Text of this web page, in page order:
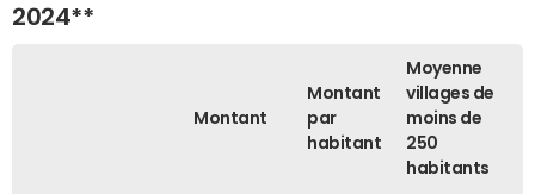
2024**
Montant
Montant
par
habitant
Moyenne
villages de
moins de
250
habitants